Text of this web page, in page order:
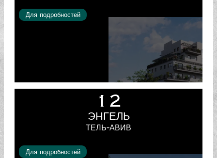
Для подробностей
12
ЭНГЕЛЬ
ТЕЛЬ-АВИВ
Для подробностей